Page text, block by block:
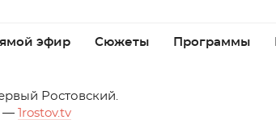
эфир Сюжеты Программы
Ростовский.
—
1rostov.tv